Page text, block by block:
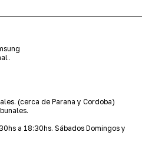
(cerca de Parana y Cordoba)
a 18:30hs. Sábados Domingos y